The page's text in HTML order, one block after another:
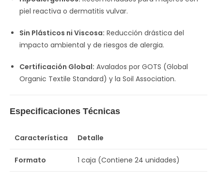
piel reactiva o dermatitis vulvar.
Sin Plásticos ni Viscosa: Reducción drástica del
impacto ambiental y de riesgos de alergia.
Certificación Global: Avalados por GOTS (Global
Organic Textile Standard) y la Soil Association.
Especificaciones Técnicas
Característica Detalle
Formato 1 caja (Contiene 24 unidades)